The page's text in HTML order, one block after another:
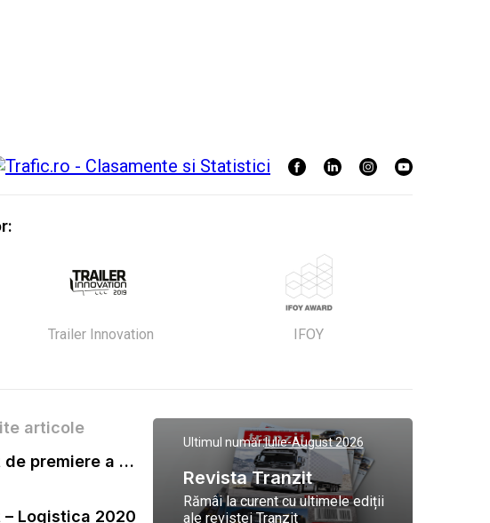
Trailer Innovation IFOY
articole
Gala Tranzit de premiere a celor mai eficienti operatori de transport marfa 2023
– Logistica 2020
Ultimul număr:Iulie-August 2026
Revista Tranzit
Rămâi la curent cu ultimele ediții
ale revistei Tranzit